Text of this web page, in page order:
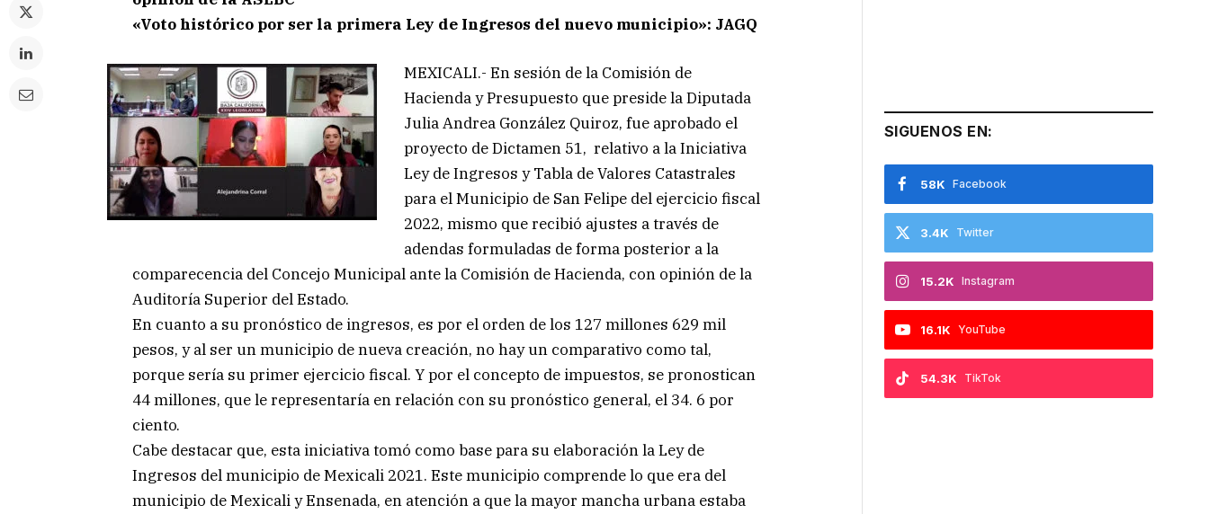
«Voto histórico por ser la primera Ley de Ingresos del nuevo municipio»: JAGQ
MEXICALI.- En sesión de la Comisión de
Hacienda y Presupuesto que preside la Diputada
Julia Andrea González Quiroz, fue aprobado el
proyecto de Dictamen 51, relativo a la Iniciativa
Ley de Ingresos y Tabla de Valores Catastrales
para el Municipio de San Felipe del ejercicio fiscal
2022, mismo que recibió ajustes a través de
adendas formuladas de forma posterior a la
comparecencia del Concejo Municipal ante la Comisión de Hacienda, con opinión de la
Auditoría Superior del Estado.
En cuanto a su pronóstico de ingresos, es por el orden de los 127 millones 629 mil
pesos, y al ser un municipio de nueva creación, no hay un comparativo como tal,
porque sería su primer ejercicio fiscal. Y por el concepto de impuestos, se pronostican
44 millones, que le representaría en relación con su pronóstico general, el 34. 6 por
ciento.
Cabe destacar que, esta iniciativa tomó como base para su elaboración la Ley de
Ingresos del municipio de Mexicali 2021. Este municipio comprende lo que era del
municipio de Mexicali y Ensenada, en atención a que la mayor mancha urbana estaba
SIGUENOS EN:
Facebook
58K
Twitter
3.4K
Instagram
15.2K
YouTube
16.1K
TikTok
54.3K